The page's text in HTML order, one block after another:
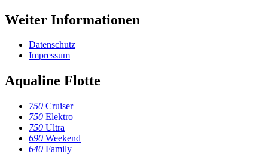
Weiter Informationen
Datenschutz
Impressum
Aqualine Flotte
750 Cruiser
750 Elektro
750 Ultra
690 Weekend
640 Family